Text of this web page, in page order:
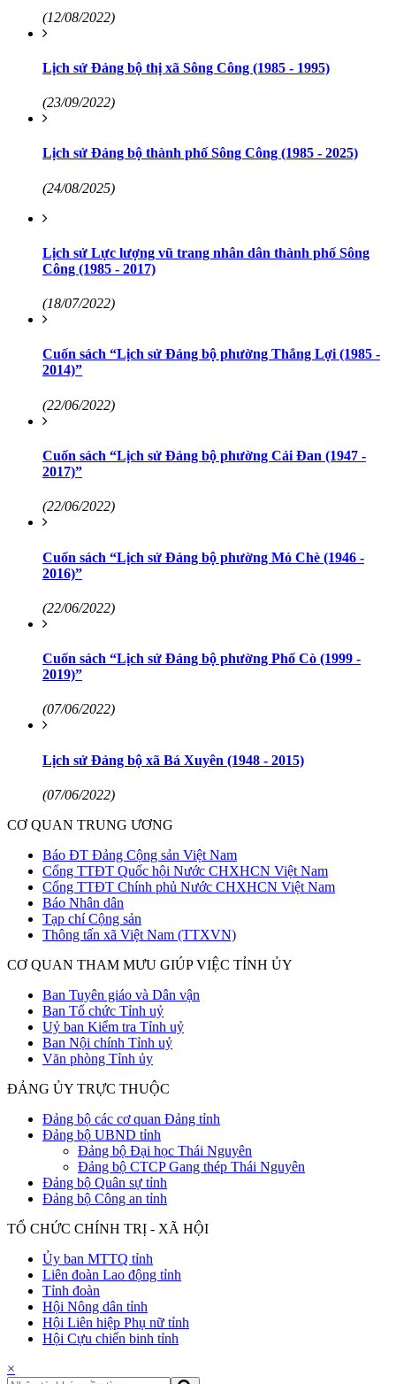
(12/08/2022)
Lịch sử Đảng bộ thị xã Sông Công (1985 - 1995)
(23/09/2022)
Lịch sử Đảng bộ thành phố Sông Công (1985 - 2025)
(24/08/2025)
Lịch sử Lực lượng vũ trang nhân dân thành phố Sông
Công (1985 - 2017)
(18/07/2022)
Cuốn sách “Lịch sử Đảng bộ phường Thắng Lợi (1985 -
2014)”
(22/06/2022)
Cuốn sách “Lịch sử Đảng bộ phường Cải Đan (1947 -
2017)”
(22/06/2022)
Cuốn sách “Lịch sử Đảng bộ phường Mỏ Chè (1946 -
2016)”
(22/06/2022)
Cuốn sách “Lịch sử Đảng bộ phường Phố Cò (1999 -
2019)”
(07/06/2022)
Lịch sử Đảng bộ xã Bá Xuyên (1948 - 2015)
(07/06/2022)
CƠ QUAN TRUNG ƯƠNG
Báo ĐT Đảng Cộng sản Việt Nam
Cổng TTĐT Quốc hội Nước CHXHCN Việt Nam
Cổng TTĐT Chính phủ Nước CHXHCN Việt Nam
Báo Nhân dân
Tạp chí Cộng sản
Thông tấn xã Việt Nam (TTXVN)
CƠ QUAN THAM MƯU GIÚP VIỆC TỈNH ỦY
Ban Tuyên giáo và Dân vận
Ban Tổ chức Tỉnh uỷ
Uỷ ban Kiểm tra Tỉnh uỷ
Ban Nội chính Tỉnh uỷ
Văn phòng Tỉnh ủy
ĐẢNG ỦY TRỰC THUỘC
Đảng bộ các cơ quan Đảng tỉnh
Đảng bộ UBND tỉnh
Đảng bộ Đại học Thái Nguyên
Đảng bộ CTCP Gang thép Thái Nguyên
Đảng bộ Quân sự tỉnh
Đảng bộ Công an tỉnh
TỔ CHỨC CHÍNH TRỊ - XÃ HỘI
Ủy ban MTTQ tỉnh
Liên đoàn Lao động tỉnh
Tỉnh đoàn
Hội Nông dân tỉnh
Hội Liên hiệp Phụ nữ tỉnh
Hội Cựu chiến binh tỉnh
×